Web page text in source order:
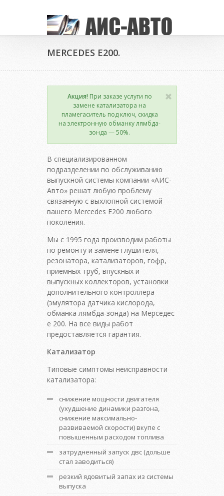
MERCEDES E200.
Акция! При заказе услуги по
замене катализатора на
пламегаситель под ключ, скидка
на электронную обманку лямбда-
зонда — 50%.
В специализированном
подразделении по обслуживанию
выпускной системы компании «АИС-
Авто» решат любую проблему
связанную с выхлопной системой
вашего Mercedes E200 любого
поколения.
Мы с 1995 года производим работы
по ремонту и замене глушителя,
резонатора, катализаторов, гофр,
приемных труб, впускных и
выпускных коллекторов, установки
дополнительного контроллера
(эмулятора датчика кислорода,
обманка лямбда-зонда) на Мерседес
е 200. На все виды работ
предоставляется гарантия.
Катализатор
Типовые симптомы неисправности
катализатора:
снижение мощности двигателя
(ухудшение динамики разгона,
снижение максимально-
развиваемой скорости) вкупе с
повышенным расходом топлива
затрудненный запуск двс (дольше
стал заводиться)
резкий ядовитый запах из системы
выпуска